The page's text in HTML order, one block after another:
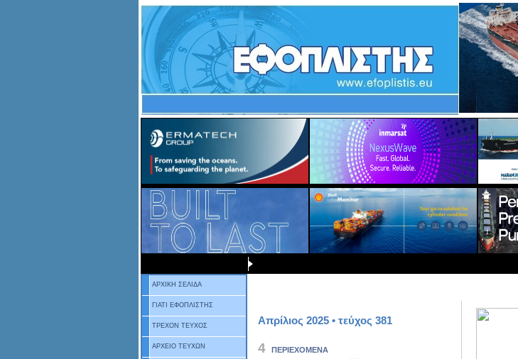
ΑΡΧΙΚΗ ΣΕΛΙΔΑ
ΓΙΑΤΙ ΕΦΟΠΛΙΣΤΗΣ
ΤΡΕΧΟΝ ΤΕΥΧΟΣ
ΑΡΧΕΙΟ ΤΕΥΧΩΝ
Απρίλιος 2025 • τεύχος 381
4
ΠΕΡΙΕΧΟΜΕΝΑ